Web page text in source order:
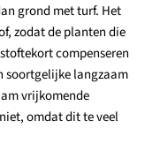
grond met turf. Het
zodat de planten die
compenseren
soortgelijke langzaam
vrijkomende
omdat dit te veel